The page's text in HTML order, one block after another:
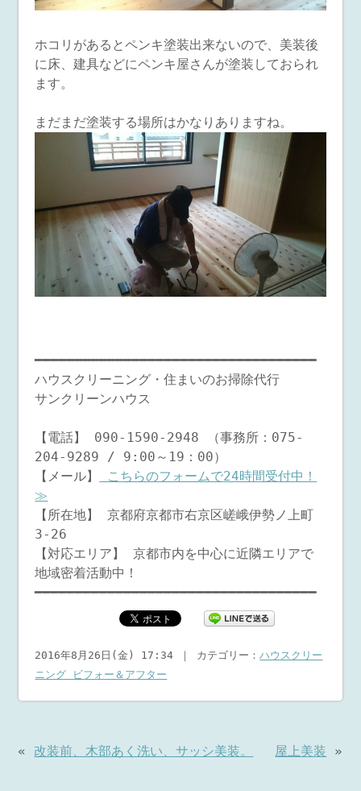
ホコリがあるとペンキ塗装出来ないので、美装後
に床、建具などにペンキ屋さんが塗装しておられ
ます。
まだまだ塗装する場所はかなりありますね。
━━━━━━━━━━━━━━━━━━━━━━━━━━━━━━━━━━━
ハウスクリーニング・住まいのお掃除代行
サンクリーンハウス
【電話】 090-1590-2948 （事務所：075-
204-9289 / 9:00～19：00）
【メール】
こちらのフォームで24時間受付中！
≫
【所在地】 京都府京都市右京区嵯峨伊勢ノ上町
3-26
【対応エリア】 京都市内を中心に近隣エリアで
地域密着活動中！
━━━━━━━━━━━━━━━━━━━━━━━━━━━━━━━━━━━
2016年8月26日(金) 17:34 ｜ カテゴリー：ハウスクリー
ニング ビフォー＆アフター
«改装前、木部あく洗い、サッシ美装。 屋上美装 »